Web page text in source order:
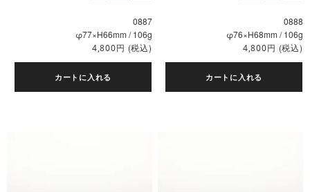
0887
φ77×H66mm / 106g
4,800円 (税込)
カートに入れる
0888
φ76×H68mm / 106g
4,800円 (税込)
カートに入れる